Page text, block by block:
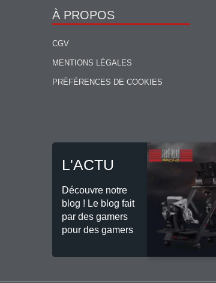
À PROPOS
CGV
MENTIONS LÉGALES
PRÉFÉRENCES DE COOKIES
L'ACTU
Découvre notre
blog ! Le blog fait
par des gamers
pour des gamers